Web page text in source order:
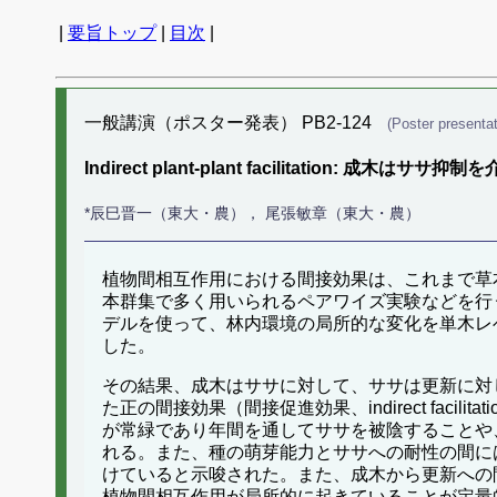
要旨トップ| 目次
一般講演（ポスター発表） PB2-124 (Poster
Indirect plant-plant facilitation: 成木はササ抑制を
*辰巳晋一（東大・農）， 尾張敏章（東大・農）
植物間相互作用における間接効果は、これまで
本群集で多く用いられるペアワイズ実験などを
デルを使って、林内環境の局所的な変化を単木
した。
その結果、成木はササに対して、ササは更新に
た正の間接効果（間接促進効果、indirect
が常緑であり年間を通してササを被陰すること
れる。また、種の萌芽能力とササへの耐性の間
けていると示唆された。また、成木から更新へ